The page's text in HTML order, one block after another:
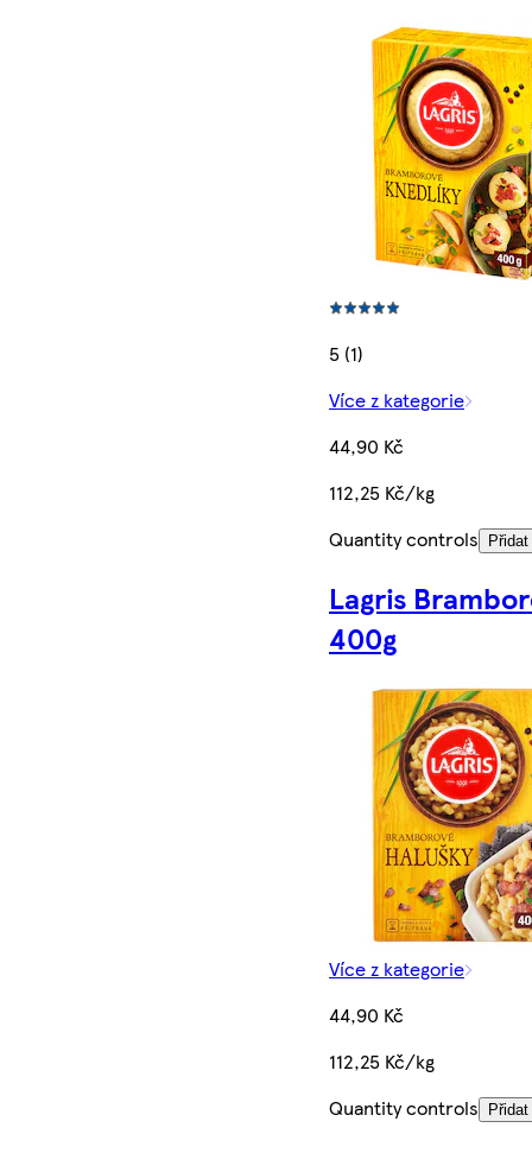
5 (1)
Více z kategorie
44,90 Kč
112,25 Kč/kg
Quantity controls
Přidat
Lagris
400g
Více z kategorie
44,90 Kč
112,25 Kč/kg
Quantity controls
Přidat